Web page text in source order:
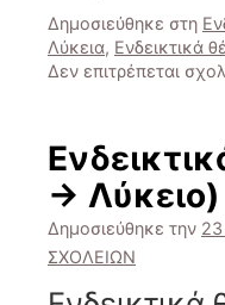
Δημοσιεύθηκε στη
Λύκεια, Ενδεικτικά
Δεν επιτρέπεται
-> Λύκειο)
Δημοσιεύθηκε την 23
ΣΧΟΛΕΙΩΝ